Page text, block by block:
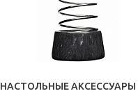
НАСТОЛЬНЫЕ АКСЕССУАРЫ